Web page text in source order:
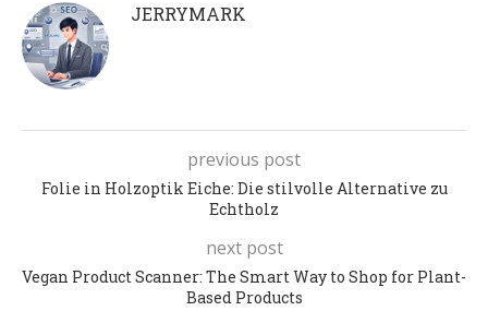
JERRYMARK
previous post
Folie in Holzoptik Eiche: Die stilvolle Alternative zu
Echtholz
next post
Vegan Product Scanner: The Smart Way to Shop for Plant-
Based Products